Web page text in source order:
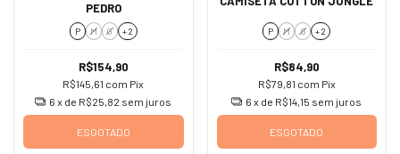
PEDRO
P M G + 2
R$154,90
R$145,61 com Pix
6 x de R$25,82 sem juros
ESGOTADO
P M G + 2
R$84,90
R$79,81 com Pix
6 x de R$14,15 sem juros
ESGOTADO